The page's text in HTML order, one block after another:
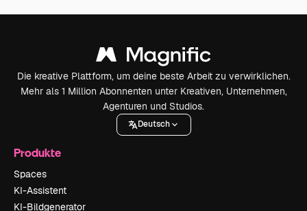
Die kreative Plattform, um deine beste Arbeit zu verwirklichen.
Mehr als 1 Million Abonnenten unter Kreativen, Unternehmen,
Agenturen und Studios.
Deutsch
Produkte
Spaces
KI-Assistent
KI-Bildgenerator